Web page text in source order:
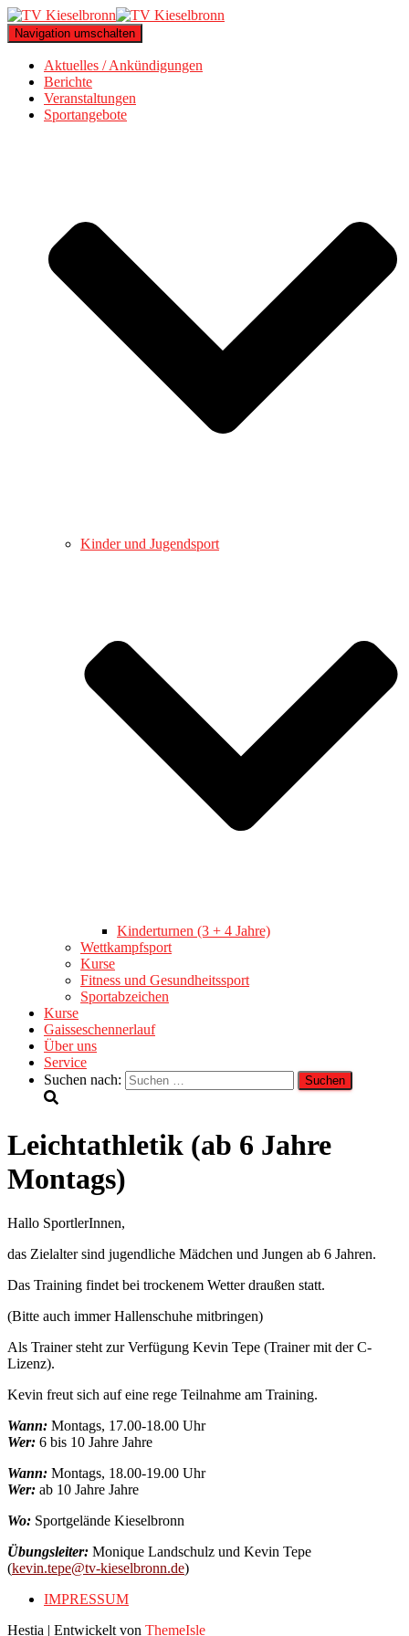
Navigation umschalten
Aktuelles / Ankündigungen
Berichte
Veranstaltungen
Sportangebote
Kinder und Jugendsport
Kinderturnen (3 + 4 Jahre)
Wettkampfsport
Kurse
Fitness und Gesundheitssport
Sportabzeichen
Kurse
Gaisseschennerlauf
Über uns
Service
Suchen nach:
Leichtathletik (ab 6 Jahre
Montags)
Hallo SportlerInnen,
das Zielalter sind jugendliche Mädchen und Jungen ab 6 Jahren.
Das Training findet bei trockenem Wetter draußen statt.
(Bitte auch immer Hallenschuhe mitbringen)
Als Trainer steht zur Verfügung Kevin Tepe (Trainer mit der C-
Lizenz).
Kevin freut sich auf eine rege Teilnahme am Training.
Wann: Montags, 17.00-18.00 Uhr
Wer: 6 bis 10 Jahre Jahre
Wann: Montags, 18.00-19.00 Uhr
Wer: ab 10 Jahre Jahre
Wo: Sportgelände Kieselbronn
Übungsleiter: Monique Landschulz und Kevin Tepe
(kevin.tepe@tv-kieselbronn.de)
IMPRESSUM
Hestia | Entwickelt von ThemeIsle